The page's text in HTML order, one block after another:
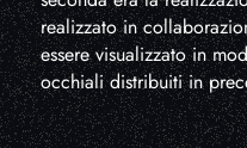
realizzato in
essere visualizzato in
occhiali distribuiti in